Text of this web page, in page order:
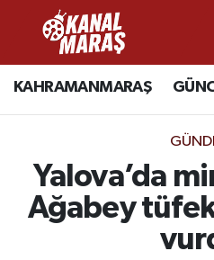
KAHRAMANMARAŞ
Yalova’da
Ağabey
CANLI YAYIN
KAHRAMANMARAŞ
SPOR
Kahramanmaraş
Kahramanmaraş Hava
Kahramanmaraş
Kahramanmaraş Trafik
Süper Lig Puan